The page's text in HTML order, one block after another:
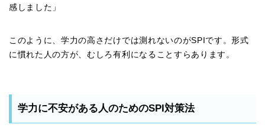
感しました」
このように、学力の高さだけでは測れないのがSPIです。形式
に慣れた人の方が、むしろ有利になることすらあります。
学力に不安がある人のためのSPI対策法